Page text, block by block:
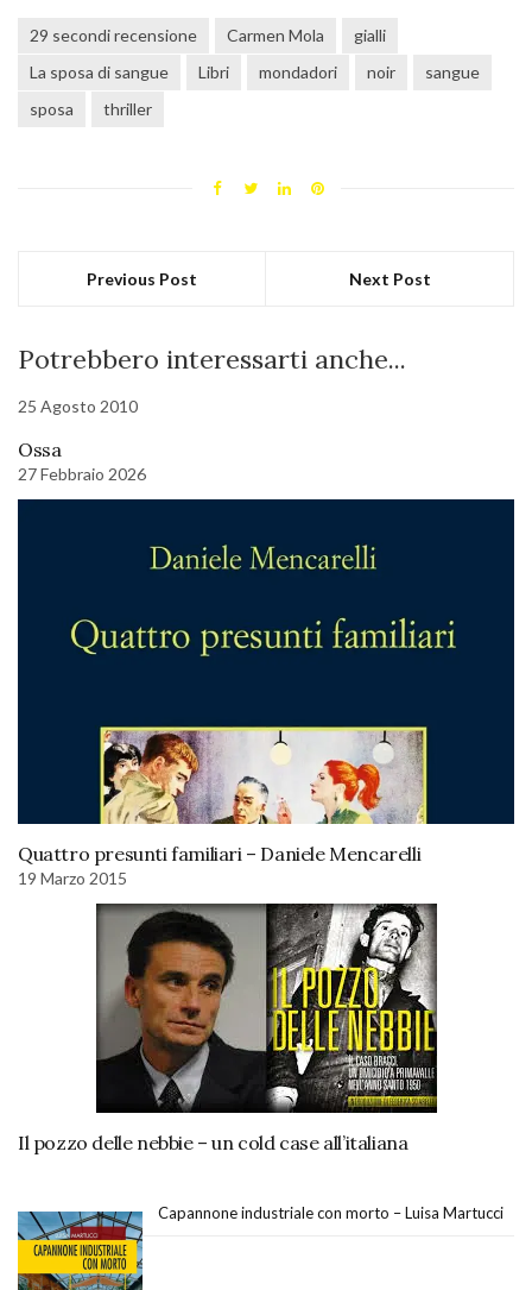
29 secondi recensione Carmen Mola
gialli
La sposa di sangue
Libri mondadori noir
sangue
sposa
thriller
Previous Post Next Post
Potrebbero interessarti anche...
25 Agosto 2010
Ossa
27 Febbraio 2026
Quattro presunti familiari – Daniele Mencarelli
19 Marzo 2015
Il pozzo delle nebbie – un cold case all’italiana
Capannone industriale con morto – Luisa Martucci